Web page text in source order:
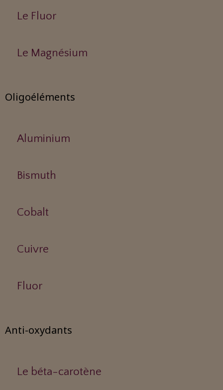
Le Fluor
Le Magnésium
Oligoéléments
Aluminium
Bismuth
Cobalt
Cuivre
Fluor
Anti-oxydants
Le béta-carotène